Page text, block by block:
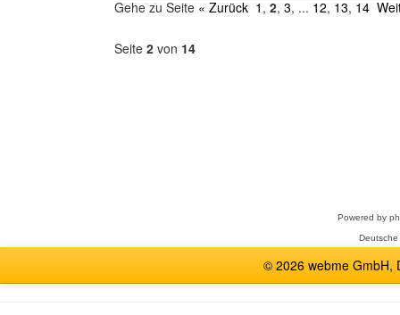
Gehe zu Seite « Zurück 1 , 2, 3, ... 12, 13, 14
Seite 2 von 14
Powered by
© 2026 webme GmbH,